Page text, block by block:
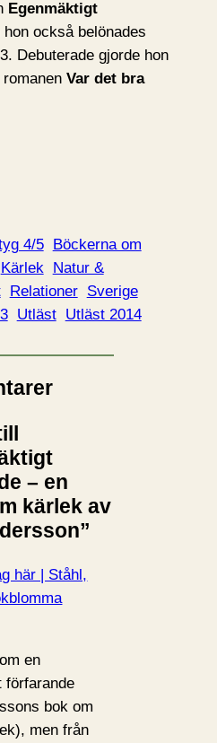
Egenmäktigt
också belönades
Debuterade gjorde hon
Var det bra
4/5
Böckerna om
Kärlek
Natur &
Relationer Sverige
Utläst Utläst 2014
– en
kärlek av
här | Ståhl,
en
förfarande
bok om
men från